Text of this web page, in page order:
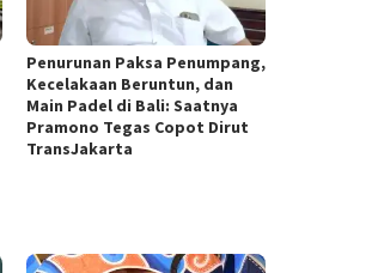
Penurunan Paksa Penumpang,
Kecelakaan Beruntun, dan
Main Padel di Bali: Saatnya
Pramono Tegas Copot Dirut
TransJakarta